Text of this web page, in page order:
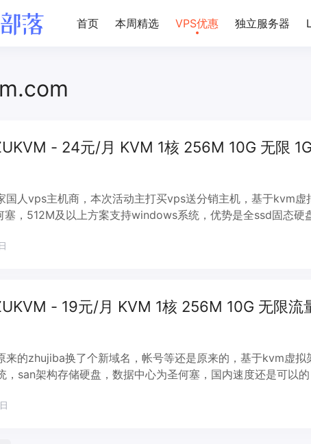
首页 本周精选 VPS优惠 独立服务器
- 24元/月 KVM 1核 256M 10G 无限
国人vps主机商，本次活动主打买vps送分销主机，基于kvm虚
塞，512M及以上方案支持windows系统，优势是全ssd固态硬
- 19元/月 KVM 1核 256M 10G 无限流
来的zhujiba换了个新域名，帐号等还是原来的，基于kvm虚拟
，san架构存储硬盘，数据中心为圣何塞，国内速度还是可以的